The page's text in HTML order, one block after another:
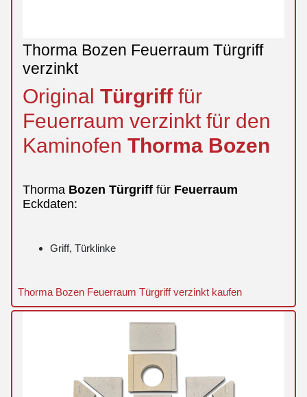
Thorma Bozen Feuerraum Türgriff
verzinkt
Original Türgriff für
Feuerraum verzinkt für den
Kaminofen Thorma Bozen
Thorma Bozen Türgriff für Feuerraum
Eckdaten:
Griff, Türklinke
Thorma Bozen Feuerraum Türgriff verzinkt kaufen